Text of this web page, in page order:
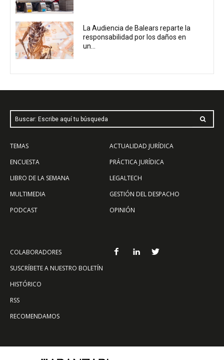
La Audiencia de Balears reparte la
responsabilidad por los daños en
un...
Buscar: Escribe aquí tu búsqueda
TEMAS
ENCUESTA
LIBRO DE LA SEMANA
MULTIMEDIA
PODCAST
ACTUALIDAD JURÍDICA
PRÁCTICA JURÍDICA
LEGALTECH
GESTIÓN DEL DESPACHO
OPINIÓN
COLABORADORES
SUSCRÍBETE A NUESTRO BOLETÍN
HISTÓRICO
RSS
RECOMENDAMOS